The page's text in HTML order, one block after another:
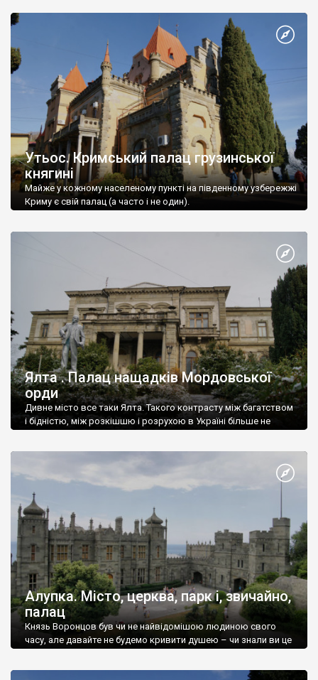
Утьос. Кримський палац грузинської
княгині
Майже у кожному населеному пункті на південному узбережжі
Криму є свій палац (а часто і не один).
Ялта . Палац нащадків Мордовської
орди
Дивне місто все таки Ялта. Такого контрасту між багатством
і бідністю, між розкішшю і розрухою в Україні більше не
Алупка. Місто, церква, парк і, звичайно,
палац
Князь Воронцов був чи не найвідомішою людиною свого
часу, але давайте не будемо кривити душею – чи знали ви це